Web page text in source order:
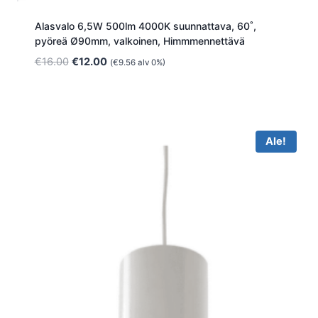
Alasvalo 6,5W 500lm 4000K suunnattava, 60˚,
pyöreä Ø90mm, valkoinen, Himmmennettävä
€16.00 Alkuperäinen
€12.00Nykyinen
(€9.56alv 0%)
Ale!